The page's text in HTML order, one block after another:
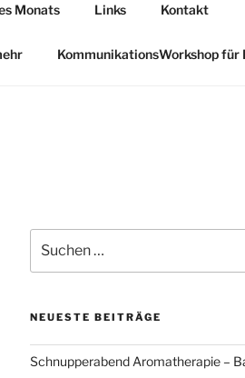
Monats Links Kontakt
KommunikationsWorkshop für
nach:
NEUESTE BEITRÄGE
Schnupperabend Aromatherapie –